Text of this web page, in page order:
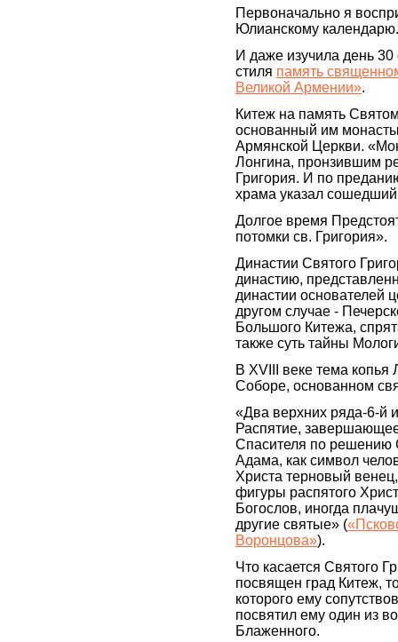
Первоначально я
Юлианскому календарю.
И даже изучила день 30
стиля память
Великой Армении».
Китеж на память
основанный им
Армянской Церкви.
Лонгина, пронзившим
Григория. И по
храма указал сошедший
Долгое время
потомки св. Григория».
Династии Святого
династию,
династии основателей
другом случае -
Большого Китежа,
также суть тайны
В XVIII веке тема
Соборе, основанном
«Два верхних ряда-6-й
Распятие,
Спасителя по решению
Адама, как символ
Христа терновый
фигуры распятого
Богослов, иногда
другие святые» (
Воронцова»).
Что касается Святого
посвящен град Китеж,
которого ему
посвятил ему один из
Блаженного.